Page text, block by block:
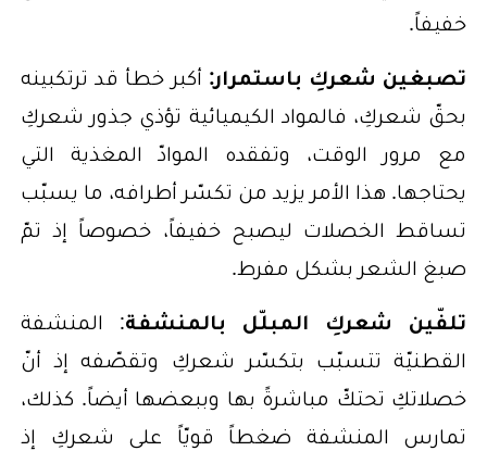
خفيفاً.
تصبغين شعركِ باستمرار: أكبر خطأ قد ترتكبينه
بحقّ شعركِ، فالمواد الكيميائية تؤذي جذور شعركِ
مع مرور الوقت، وتفقده الموادّ المغذية التي
يحتاجها. هذا الأمر يزيد من تكسّر أطرافه، ما يسبّب
تساقط الخصلات ليصبح خفيفاً، خصوصاً إذ تمّ
صبغ الشعر بشكل مفرط.
تلفّين شعركِ المبلّل بالمنشفة: المنشفة
القطنيّة تتسبّب بتكسّر شعركِ وتقصّفه إذ أنّ
خصلاتكِ تحتكّ مباشرةً بها وببعضها أيضاً. كذلك،
تمارس المنشفة ضغطاً قويّاً على شعركِ إذ